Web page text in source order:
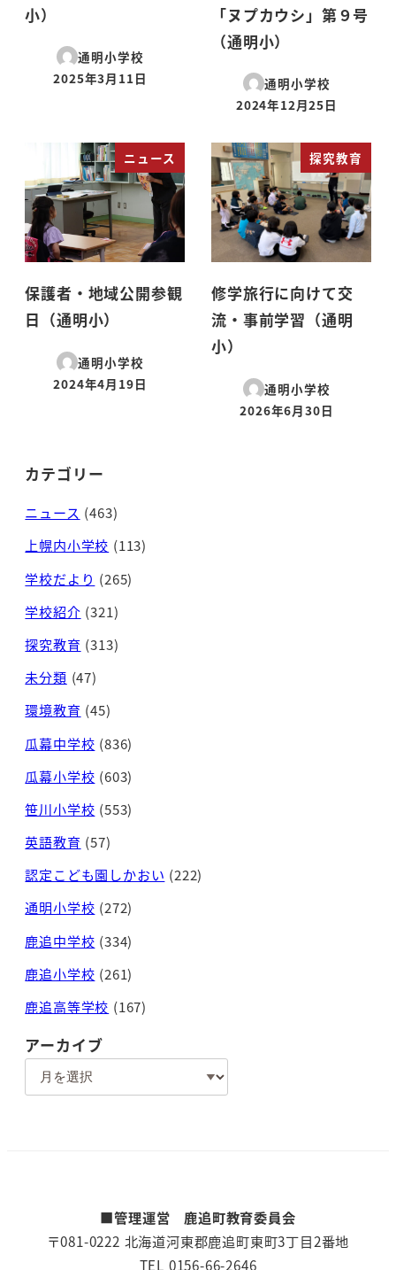
小）
通明小学校
投稿日
2025年3月11日
「ヌプカウシ」第９号
（通明小）
通明小学校
投稿日
2024年12月25日
ニュース
保護者・地域公開参観
日（通明小）
通明小学校
投稿日
2024年4月19日
探究教育
修学旅行に向けて交
流・事前学習（通明
小）
通明小学校
投稿日
2026年6月30日
カテゴリー
ニュース (463)
上幌内小学校 (113)
学校だより (265)
学校紹介 (321)
探究教育 (313)
未分類 (47)
環境教育 (45)
瓜幕中学校 (836)
瓜幕小学校 (603)
笹川小学校 (553)
英語教育 (57)
認定こども園しかおい (222)
通明小学校 (272)
鹿追中学校 (334)
鹿追小学校 (261)
鹿追高等学校 (167)
アーカイブ
■管理運営 鹿追町教育委員会
〒081-0222 北海道河東郡鹿追町東町3丁目2番地
TEL 0156-66-2646